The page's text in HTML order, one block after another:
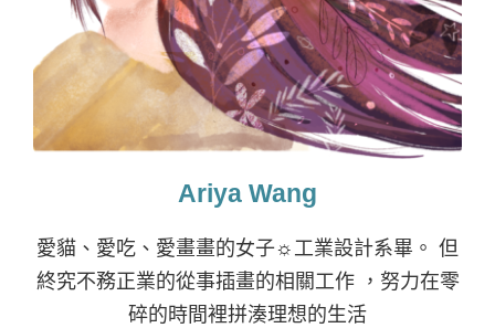
Ariya Wang
愛貓、愛吃、愛畫畫的女子☼工業設計系畢。 但
終究不務正業的從事插畫的相關工作 ，努力在零
碎的時間裡拼湊理想的生活